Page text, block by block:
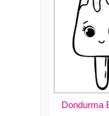
Dondurma